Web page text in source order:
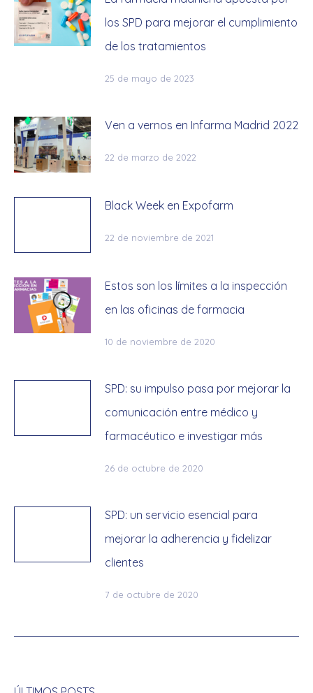
los SPD para mejorar el cumplimiento
de los tratamientos
25 de mayo de 2023
Ven a vernos en Infarma Madrid 2022
22 de marzo de 2022
Black Week en Expofarm
22 de noviembre de 2021
Estos son los límites a la inspección
en las oficinas de farmacia
10 de noviembre de 2020
SPD: su impulso pasa por mejorar la
comunicación entre médico y
farmacéutico e investigar más
26 de octubre de 2020
SPD: un servicio esencial para
mejorar la adherencia y fidelizar
clientes
7 de octubre de 2020